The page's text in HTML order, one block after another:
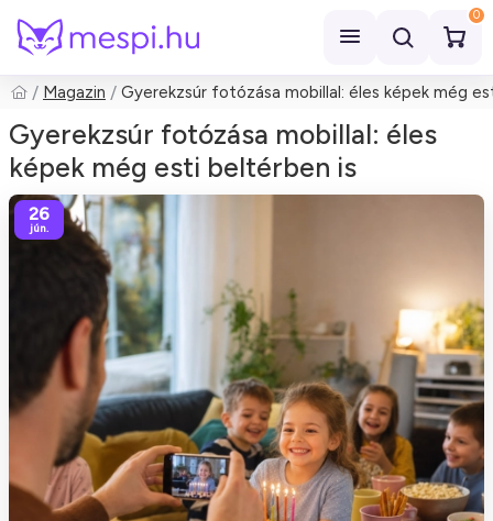
0
Keresés
Magazin Gyerekzsúr fotózása mobillal: éles képek még
Gyerekzsúr fotózása mobillal: éles
képek még esti beltérben is
26
jún.